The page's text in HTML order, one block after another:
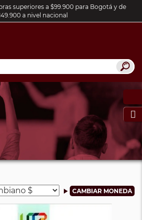
superiores a $99.900 para Bogotá y de
a nivel nacional
